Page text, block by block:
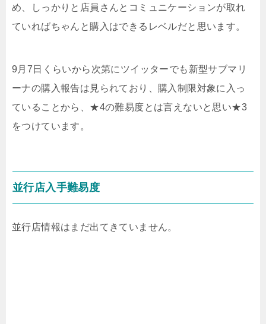
め、しっかりと店員さんとコミュニケーションが取れ
ていればちゃんと購入はできるレベルだと思います。
9月7日くらいから次第にツイッターでも新型サブマリ
ーナの購入報告は見られており、購入制限対象に入っ
ていることから、★4の難易度とは言えないと思い★3
をつけています。
並行店入手難易度
並行店情報はまだ出てきていません。